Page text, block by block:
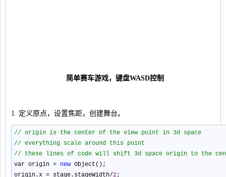
简单赛车游戏，键盘WASD控制
1. 定义原点，设置焦距，创建舞台。
// origin is the center of the view point in 3d space
// everything scale around this point
// these lines of code will shift 3d space origin to the
var origin = new Object();
origin.x = stage.stageWidth/2;